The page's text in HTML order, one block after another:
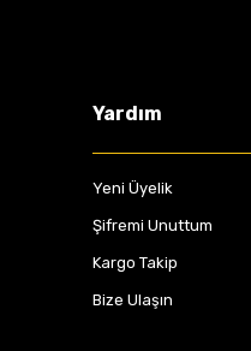
Yardım
Yeni Üyelik
Şifremi Unuttum
Kargo Takip
Bize Ulaşın